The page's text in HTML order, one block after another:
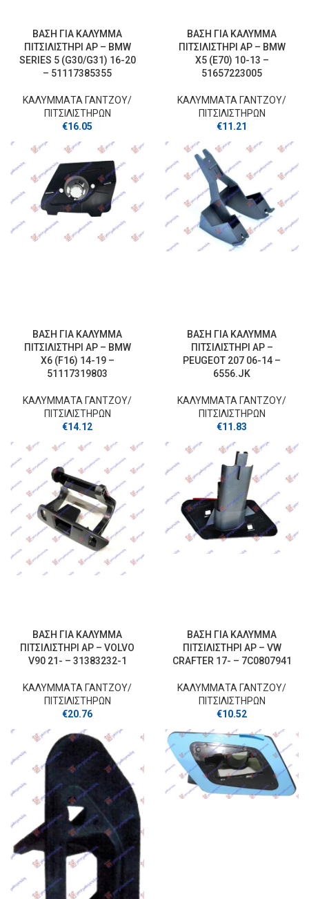
ΒΑΣΗ ΓΙΑ ΚΑΛΥΜΜΑ
ΠΙΤΣΙΛΙΣΤΗΡΙ ΑΡ – BMW
SERIES 5 (G30/G31) 16-20
– 51117385355
ΚΑΛΥΜΜΑΤΑ ΓΑΝΤΖOY/
ΠΙΤΣΙΛΙΣΤΗΡΩΝ
€16.05
ΒΑΣΗ ΓΙΑ ΚΑΛΥΜΜΑ
ΠΙΤΣΙΛΙΣΤΗΡΙ ΑΡ – BMW
X5 (E70) 10-13 –
51657223005
ΚΑΛΥΜΜΑΤΑ ΓΑΝΤΖOY/
ΠΙΤΣΙΛΙΣΤΗΡΩΝ
€11.21
ΒΑΣΗ ΓΙΑ ΚΑΛΥΜΜΑ
ΠΙΤΣΙΛΙΣΤΗΡΙ ΑΡ – BMW
X6 (F16) 14-19 –
51117319803
ΚΑΛΥΜΜΑΤΑ ΓΑΝΤΖOY/
ΠΙΤΣΙΛΙΣΤΗΡΩΝ
€14.12
ΒΑΣΗ ΓΙΑ ΚΑΛΥΜΜΑ
ΠΙΤΣΙΛΙΣΤΗΡΙ ΑΡ –
PEUGEOT 207 06-14 –
6556.JK
ΚΑΛΥΜΜΑΤΑ ΓΑΝΤΖOY/
ΠΙΤΣΙΛΙΣΤΗΡΩΝ
€11.83
ΒΑΣΗ ΓΙΑ ΚΑΛΥΜΜΑ
ΠΙΤΣΙΛΙΣΤΗΡΙ ΑΡ – VOLVO
V90 21- – 31383232-1
ΚΑΛΥΜΜΑΤΑ ΓΑΝΤΖOY/
ΠΙΤΣΙΛΙΣΤΗΡΩΝ
€20.76
ΒΑΣΗ ΓΙΑ ΚΑΛΥΜΜΑ
ΠΙΤΣΙΛΙΣΤΗΡΙ ΑΡ – VW
CRAFTER 17- – 7C0807941
ΚΑΛΥΜΜΑΤΑ ΓΑΝΤΖOY/
ΠΙΤΣΙΛΙΣΤΗΡΩΝ
€10.52